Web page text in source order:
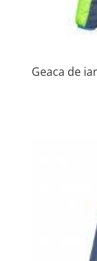
Geaca de